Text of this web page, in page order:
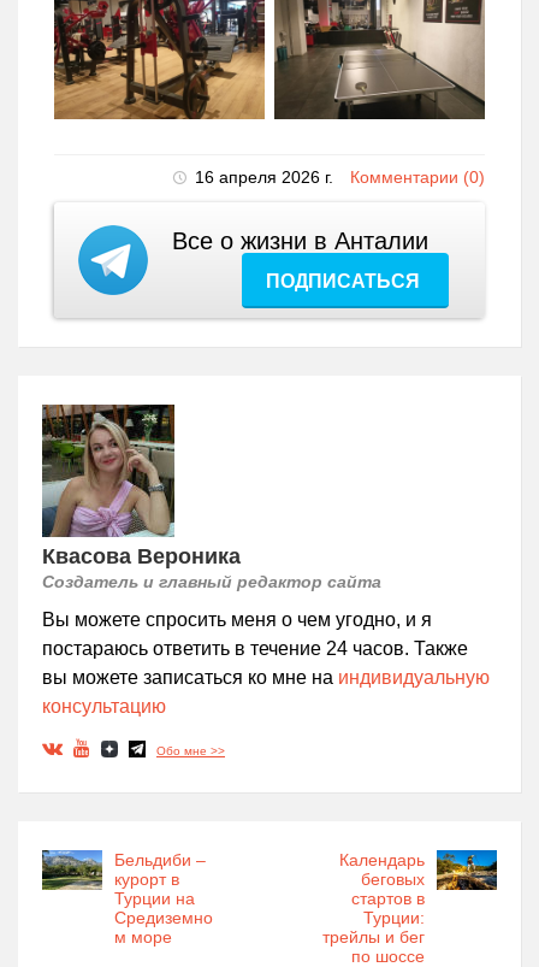
16 апреля 2026 г. Комментарии (0)
Все о жизни в Анталии
ПОДПИСАТЬСЯ
Квасова Вероника
Создатель и главный редактор сайта
Вы можете спросить меня о чем угодно, и я
постараюсь ответить в течение 24 часов. Также
вы можете записаться ко мне на индивидуальную
консультацию
Обо мне >>
Бельдиби –
курорт в
Турции на
Средиземно
м море
Календарь
беговых
стартов в
Турции:
трейлы и бег
по шоссе